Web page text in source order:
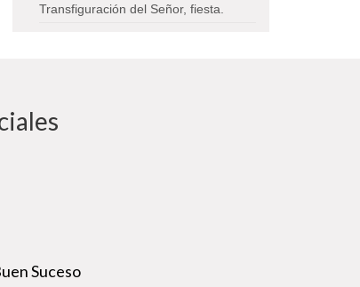
Transfiguración del Señor, fiesta.
Suceso